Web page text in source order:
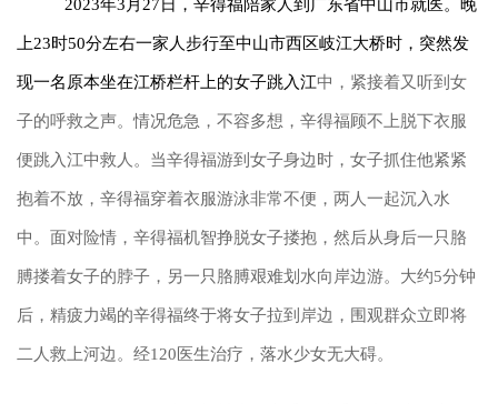
2023年3月27日，辛得福陪家人到广东省中山市就医。晚
上23时50分左右一家人步行至中山市西区岐江大桥时，突然发
现一名原本坐在江桥栏杆上的女子跳入江中，紧接着又听到女
子的呼救之声。情况危急，不容多想，辛得福顾不上脱下衣服
便跳入江中救人。当辛得福游到女子身边时，女子抓住他紧紧
抱着不放，辛得福穿着衣服游泳非常不便，两人一起沉入水
中。面对险情，辛得福机智挣脱女子搂抱，然后从身后一只胳
膊搂着女子的脖子，另一只胳膊艰难划水向岸边游。大约5分钟
后，精疲力竭的辛得福终于将女子拉到岸边，围观群众立即将
二人救上河边。经120医生治疗，落水少女无大碍。